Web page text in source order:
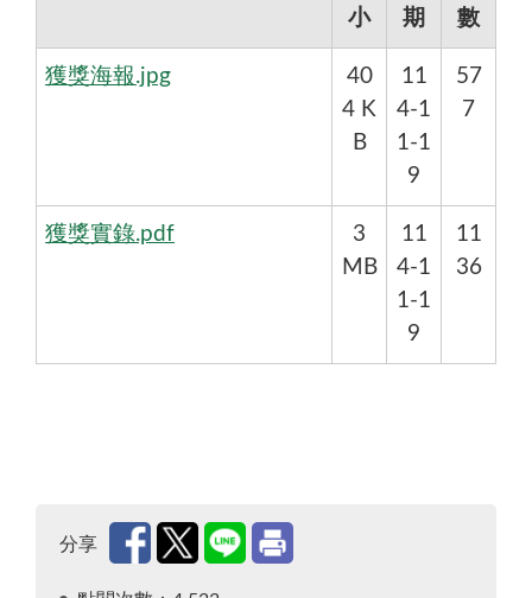
收錄教授個人形象照、菱角烏金生產流程及活
兼顧永續教育、環境友善農業推廣、社區參與
整體內容適用於專題成果發表、教育展示、產學
小
期
數
獲獎海報.jpg
40
4 K
B
11
4-1
1-1
9
57
7
獲獎實錄.pdf
3
MB
11
4-1
1-1
9
11
36
分享